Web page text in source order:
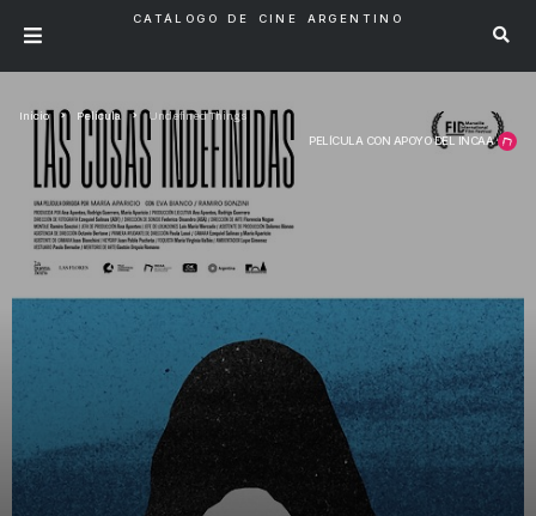
CATÁLOGO DE CINE ARGENTINO
PELÍCULA CON APOYO DEL INCAA
Inicio Pelicula Undefined Things